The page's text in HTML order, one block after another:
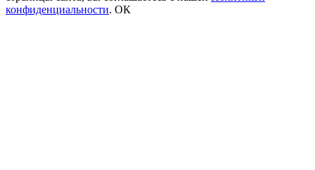
конфиденциальности. ОК